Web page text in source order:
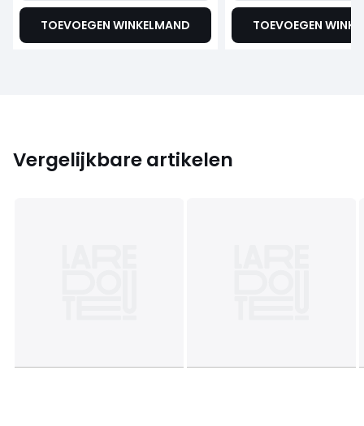
TOEVOEGEN WINKELMAND TOEVOEGEN
Vergelijkbare artikelen